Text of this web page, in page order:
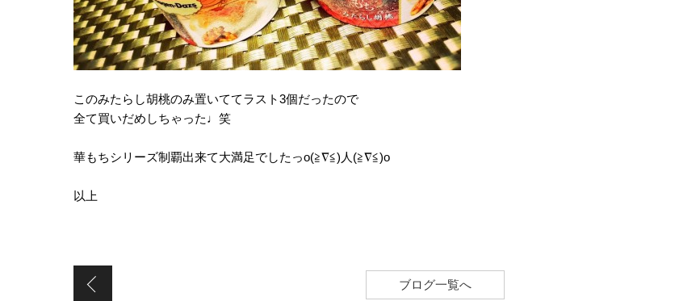
このみたらし胡桃のみ置いててラスト3個だったので
全て買いだめしちゃった♩笑
華もちシリーズ制覇出来て大満足でしたっo(≧∇≦)人(≧∇≦)o
以上
ブログ一覧へ